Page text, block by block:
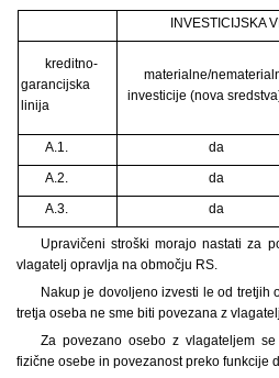
INVESTICIJSKA
kreditno-
garancijska
linija
materialne/
investicije (nova
A.1. da
A.2.
da
A.3.
da
Upravičeni stroški morajo nastati za
vlagatelj opravlja na območju RS.
Nakup je dovoljeno izvesti le od tretjih
tretja oseba ne sme biti povezana z
Za povezano osebo z vlagateljem
fizične osebe in povezanost preko funkcije